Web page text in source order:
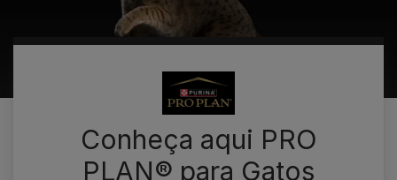
Conheça aqui PRO
PLAN® para Gatos